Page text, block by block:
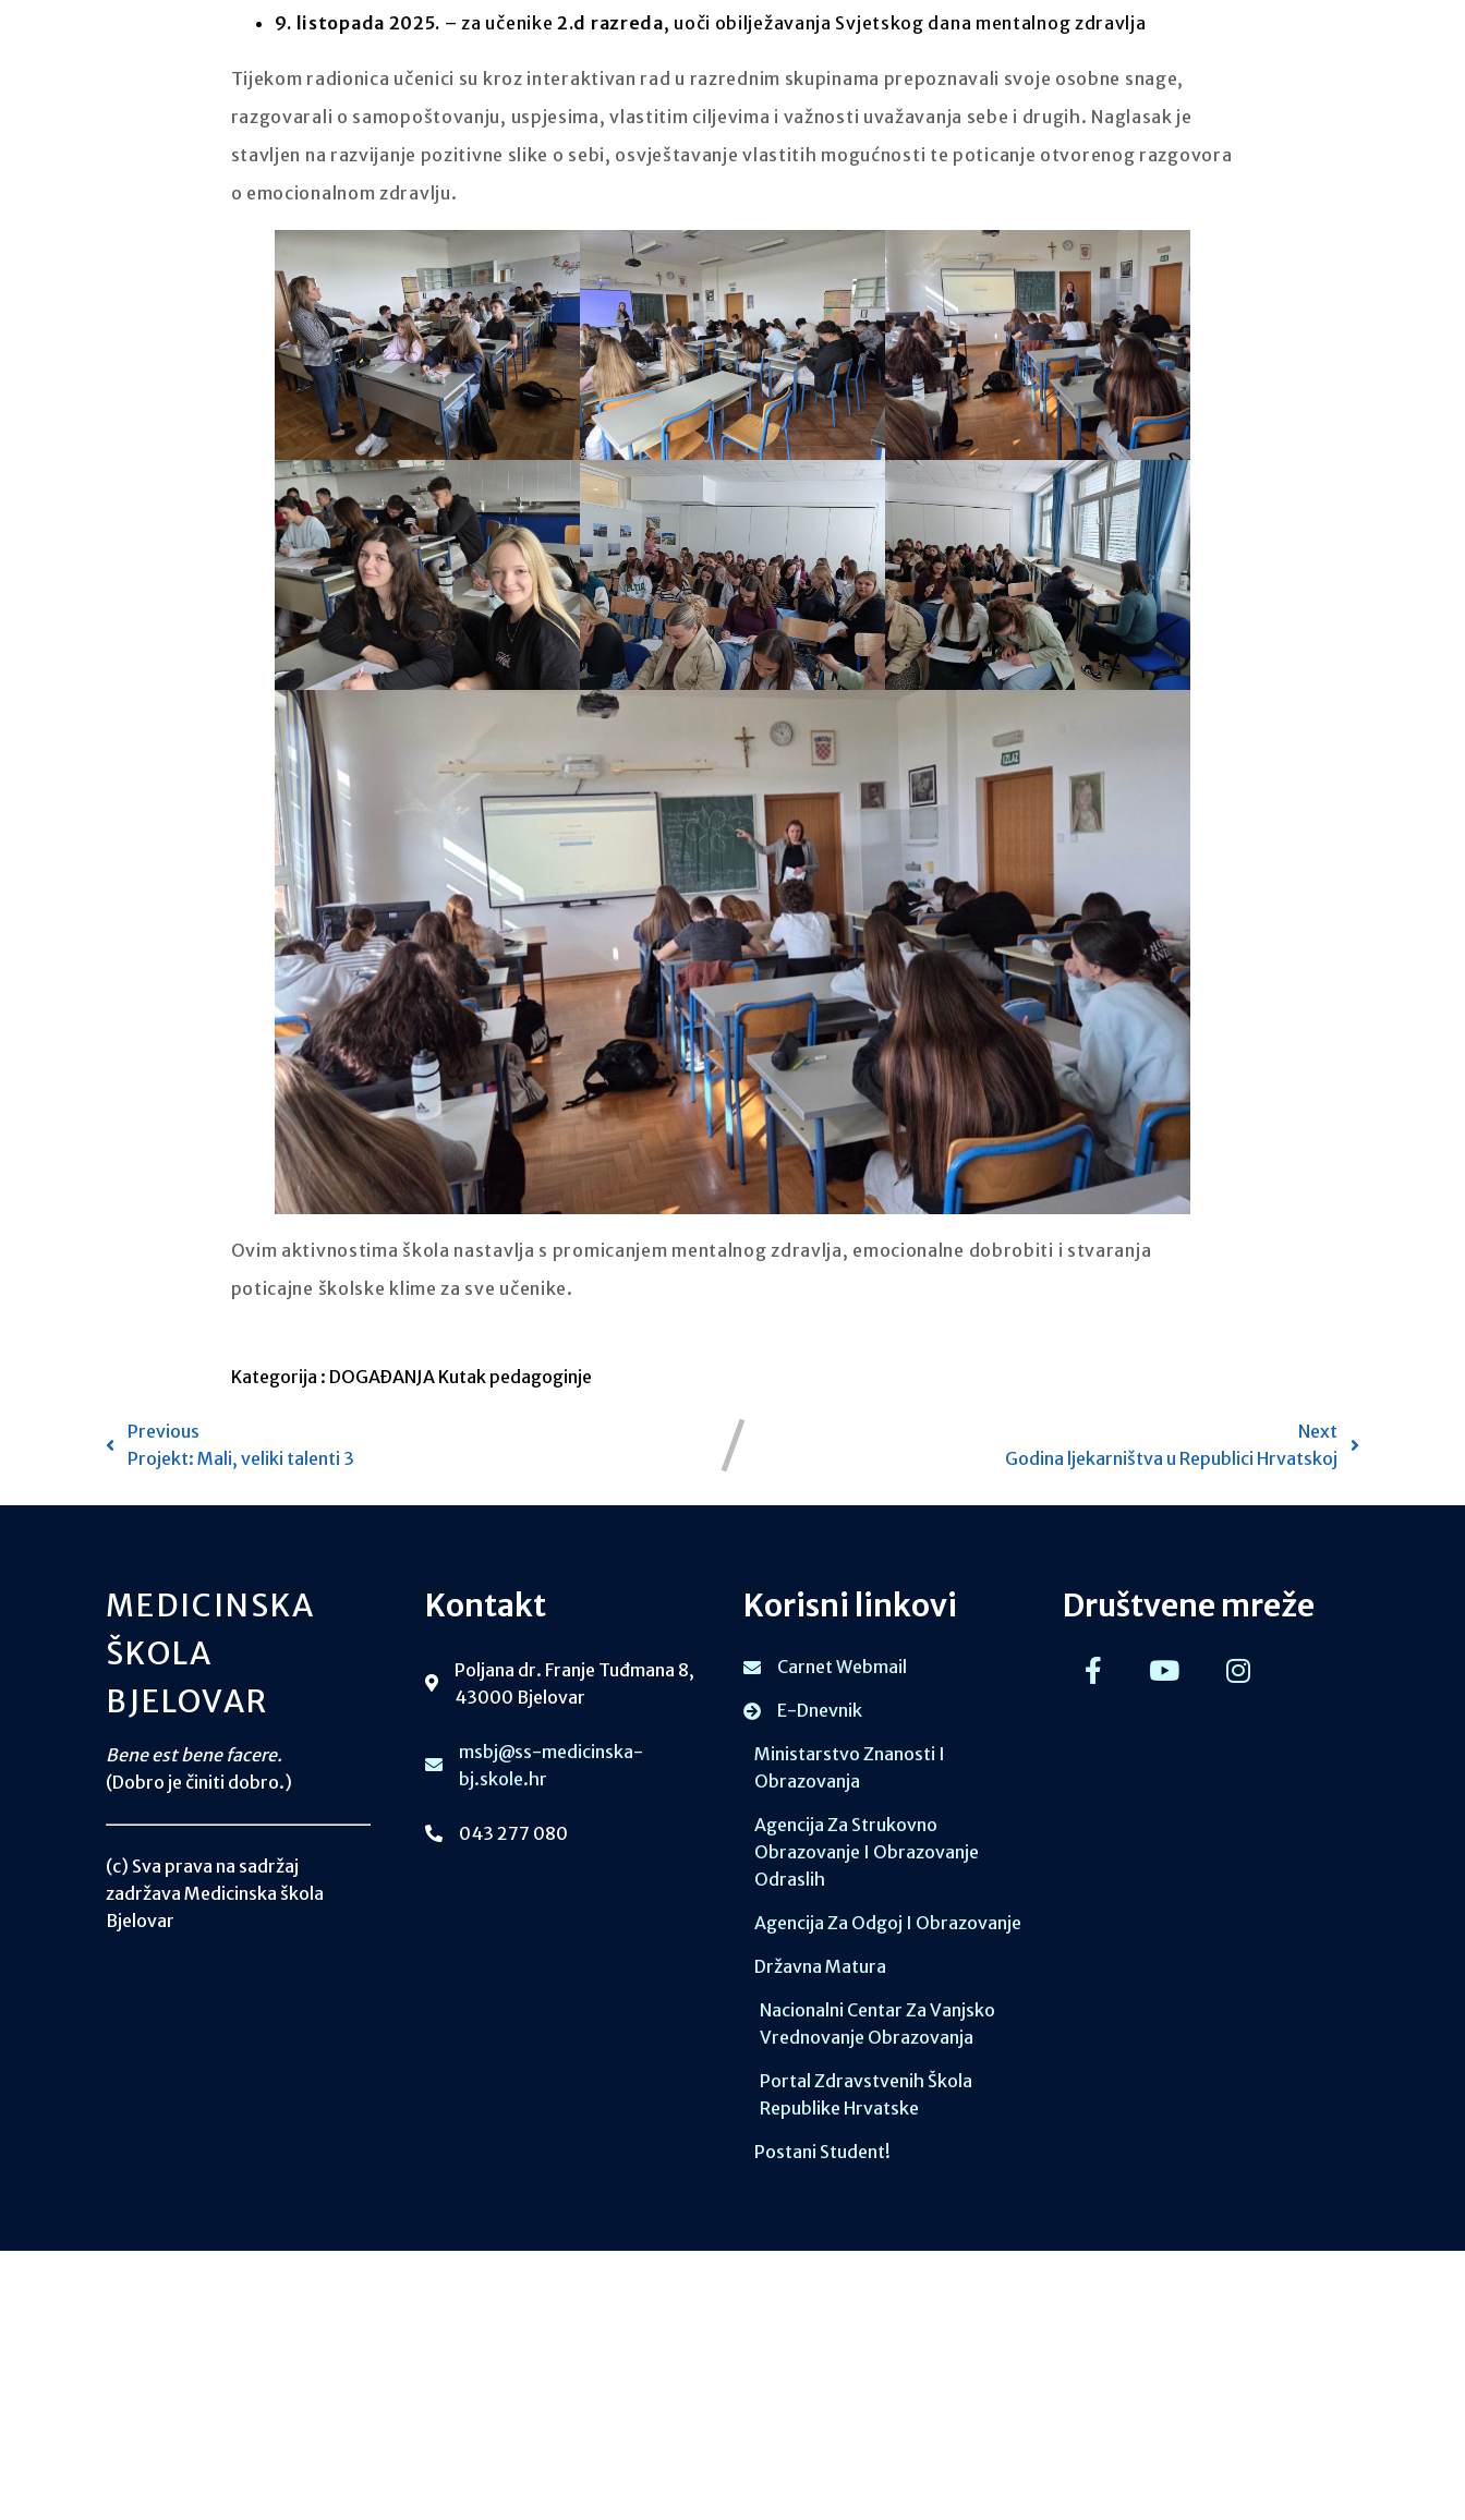
9. listopada 2025. – za učenike2.d razreda, uoči obilježavanja Svjetskog dana mentalnog zdravlja
Tijekom radionica učenici su kroz interaktivan rad u razrednim skupinama prepoznavali svoje osobne snage,
razgovarali o samopoštovanju, uspjesima, vlastitim ciljevima i važnosti uvažavanja sebe i drugih. Naglasak je
stavljen na razvijanje pozitivne slike o sebi, osvještavanje vlastitih mogućnosti te poticanje otvorenog razgovora
o emocionalnom zdravlju.
Ovim aktivnostima škola nastavlja s promicanjem mentalnog zdravlja, emocionalne dobrobiti i stvaranja
poticajne školske klime za sve učenike.
Kategorija : DOGAĐANJA Kutak pedagoginje
Previous
Projekt: Mali, veliki talenti 3
Next
Godina ljekarništva u Republici Hrvatskoj
MEDICINSKA
ŠKOLA
BJELOVAR
Bene est bene facere.
(Dobro je činiti dobro.)
(c) Sva prava na sadržaj
zadržava Medicinska škola
Bjelovar
Kontakt
Poljana dr. Franje Tuđmana 8,
43000 Bjelovar
msbj@ss-medicinska-
bj.skole.hr
043 277 080
Korisni linkovi
Carnet Webmail
E-Dnevnik
Ministarstvo Znanosti I
Obrazovanja
Agencija Za Strukovno
Obrazovanje I Obrazovanje
Odraslih
Agencija Za Odgoj I Obrazovanje
Državna Matura
Nacionalni Centar Za Vanjsko
Vrednovanje Obrazovanja
Portal Zdravstvenih Škola
Republike Hrvatske
Postani Student!
Društvene mreže